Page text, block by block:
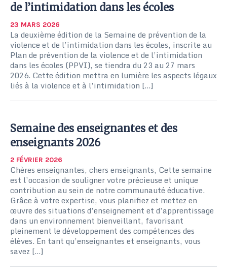
de l’intimidation dans les écoles
23 MARS 2026
La deuxième édition de la Semaine de prévention de la
violence et de l’intimidation dans les écoles, inscrite au
Plan de prévention de la violence et de l’intimidation
dans les écoles (PPVI), se tiendra du 23 au 27 mars
2026. Cette édition mettra en lumière les aspects légaux
liés à la violence et à l’intimidation […]
Semaine des enseignantes et des
enseignants 2026
2 FÉVRIER 2026
Chères enseignantes, chers enseignants, Cette semaine
est l’occasion de souligner votre précieuse et unique
contribution au sein de notre communauté éducative.
Grâce à votre expertise, vous planifiez et mettez en
œuvre des situations d’enseignement et d’apprentissage
dans un environnement bienveillant, favorisant
pleinement le développement des compétences des
élèves. En tant qu’enseignantes et enseignants, vous
savez […]